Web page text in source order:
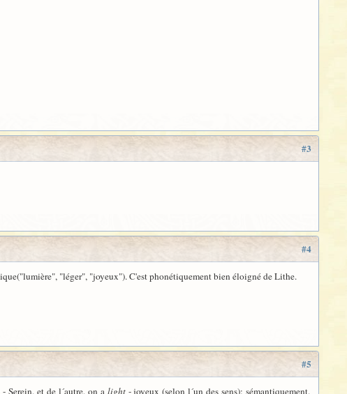
#3
#4
"léger", "joyeux"). C'est phonétiquement bien éloigné de Lithe.
#5
Serein, et de l´autre, on a light- joyeux (selon l´un des sens); sémantiquement,